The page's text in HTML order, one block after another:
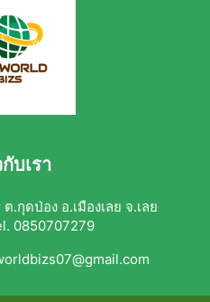
บเรา
กุดป่อง อ.เมืองเลย จ.เลย
0850707279